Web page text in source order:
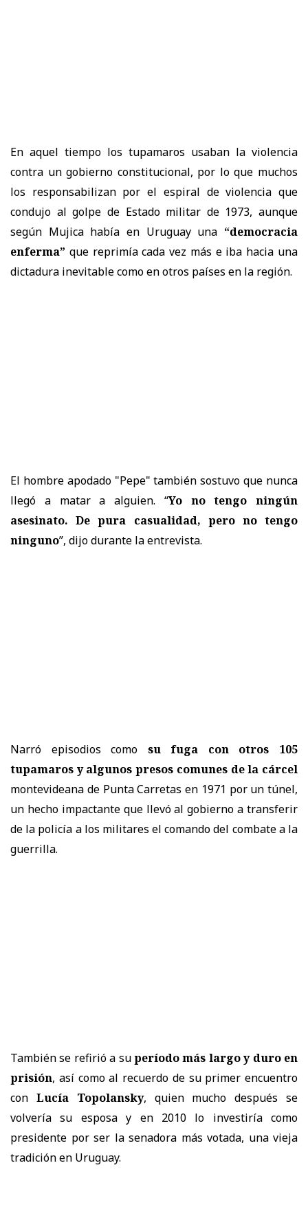
En aquel tiempo los tupamaros usaban la violencia
contra un gobierno constitucional, por lo que muchos
los responsabilizan por el espiral de violencia que
condujo al golpe de Estado militar de 1973, aunque
según Mujica había en Uruguay una “democracia
enferma” que reprimía cada vez más e iba hacia una
dictadura inevitable como en otros países en la región.
El hombre apodado "Pepe" también sostuvo que nunca
llegó a matar a alguien. “Yo no tengo ningún
asesinato. De pura casualidad, pero no tengo
ninguno”, dijo durante la entrevista.
Narró episodios como su fuga con otros 105
tupamaros y algunos presos comunes de la cárcel
montevideana de Punta Carretas en 1971 por un túnel,
un hecho impactante que llevó al gobierno a transferir
de la policía a los militares el comando del combate a la
guerrilla.
También se refirió a superíodo más largo y duro en
prisión, así como al recuerdo de su primer encuentro
con Lucía Topolansky, quien mucho después se
volvería su esposa y en 2010 lo investiría como
presidente por ser la senadora más votada, una vieja
tradición en Uruguay.